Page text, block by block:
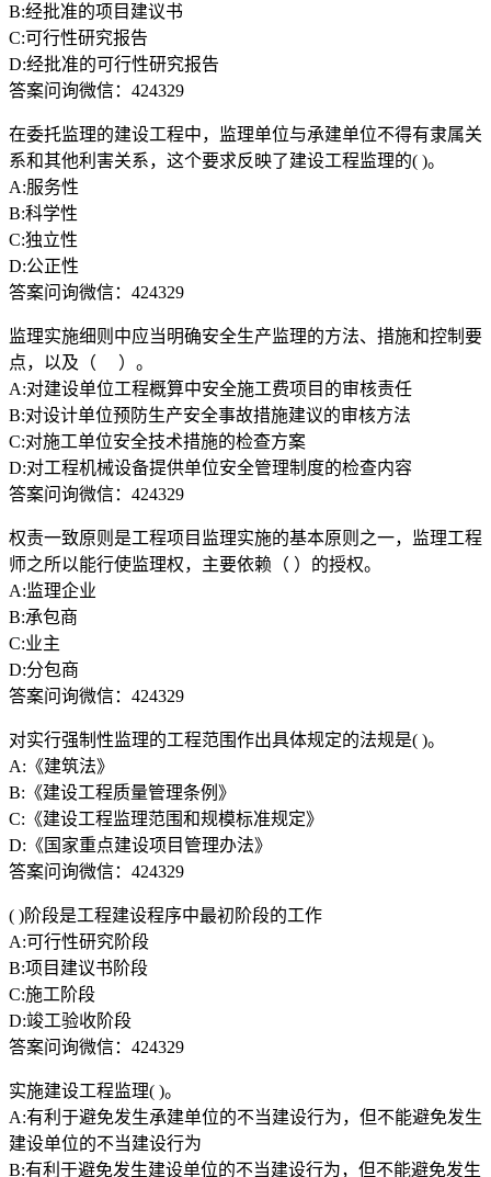
B:经批准的项目建议书
C:可行性研究报告
D:经批准的可行性研究报告
答案问询微信：424329
在委托监理的建设工程中，监理单位与承建单位不得有隶属关
系和其他利害关系，这个要求反映了建设工程监理的( )。
A:服务性
B:科学性
C:独立性
D:公正性
答案问询微信：424329
监理实施细则中应当明确安全生产监理的方法、措施和控制要
点，以及（ ）。
A:对建设单位工程概算中安全施工费项目的审核责任
B:对设计单位预防生产安全事故措施建议的审核方法
C:对施工单位安全技术措施的检查方案
D:对工程机械设备提供单位安全管理制度的检查内容
答案问询微信：424329
权责一致原则是工程项目监理实施的基本原则之一，监理工程
师之所以能行使监理权，主要依赖（ ）的授权。
A:监理企业
B:承包商
C:业主
D:分包商
答案问询微信：424329
对实行强制性监理的工程范围作出具体规定的法规是( )。
A:《建筑法》
B:《建设工程质量管理条例》
C:《建设工程监理范围和规模标准规定》
D:《国家重点建设项目管理办法》
答案问询微信：424329
( )阶段是工程建设程序中最初阶段的工作
A:可行性研究阶段
B:项目建议书阶段
C:施工阶段
D:竣工验收阶段
答案问询微信：424329
实施建设工程监理( )。
A:有利于避免发生承建单位的不当建设行为，但不能避免发生
建设单位的不当建设行为
B:有利于避免发生建设单位的不当建设行为，但不能避免发生